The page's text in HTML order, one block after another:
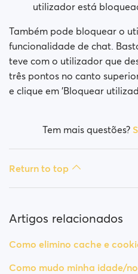
Quais assinaturas estão
uma assinatura semanal /
utilizador está
Também pode bloquear o
funcionalidade de chat.
teve com o utilizador que
três pontos no canto
e clique em 'Bloquear
Tem mais questões?
Return to top
Artigos relacionados
Como elimino cache e
Como mudo minha idade/